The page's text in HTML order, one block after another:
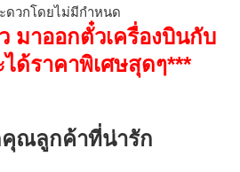
ดวกโดยไม่มีกำหนด
มาออกตั๋วเครื่องบินกับ
ได้ราคาพิเศษสุดๆ***
คุณลูกค้าที่น่ารัก